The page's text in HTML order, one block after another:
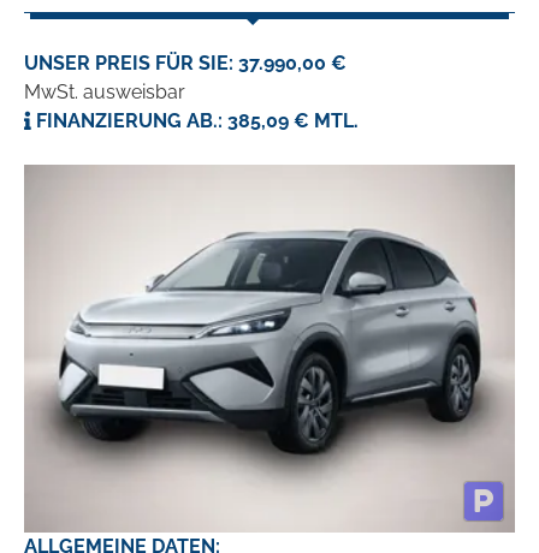
UNSER PREIS FÜR SIE: 37.990,00 €
MwSt. ausweisbar
FINANZIERUNG AB.: 385,09 € MTL.
ALLGEMEINE DATEN: